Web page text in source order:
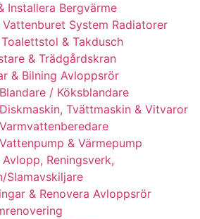
Installera Bergvärme
System Radiatorer
& Takdusch
& Trädgårdskran
& Bilning Avloppsrör
/ Köksblandare
Tvättmaskin & Vitvaror
& Värmepump
Reningsverk,
Slamavskiljare
& Renovera Avloppsrör